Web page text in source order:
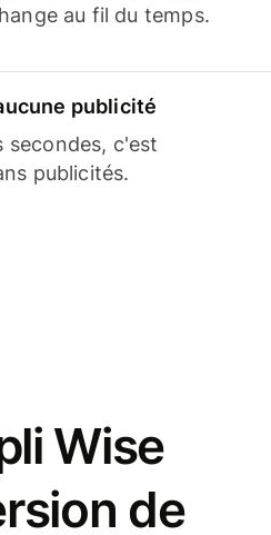
au fil du temps.
publicité
secondes, c'est
publicités.
Wise
de